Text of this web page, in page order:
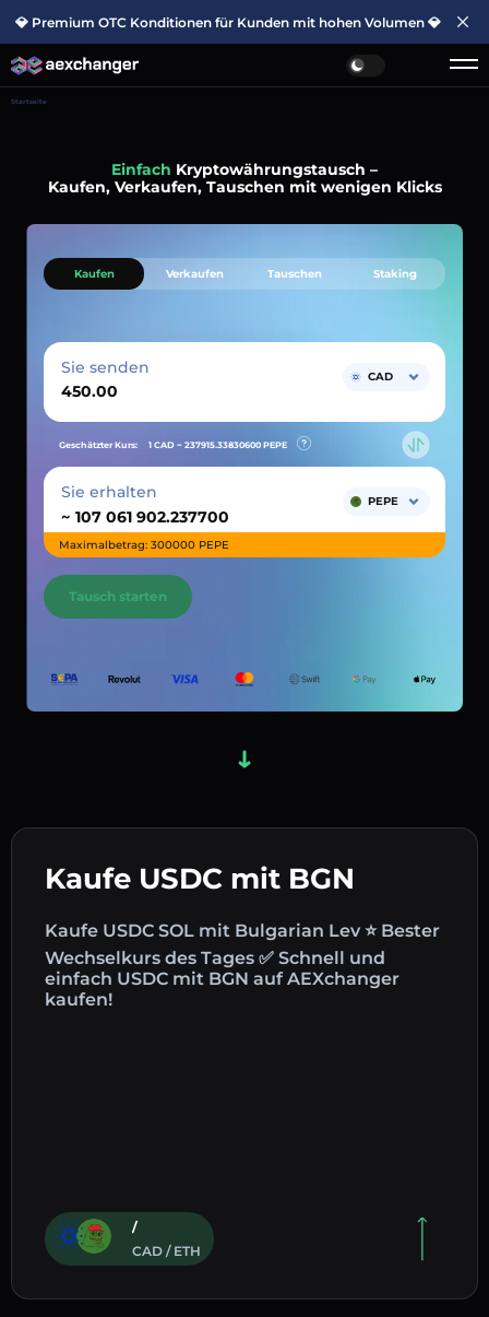
💎 Premium OTC Konditionen für Kunden mit hohen Volumen 💎
Startseite
Einfach Kryptowährungstausch –
Kaufen, Verkaufen, Tauschen mit wenigen Klicks
Kaufe USDC mit BGN
Kaufe USDC SOL mit Bulgarian Lev ⭐ Bester
Wechselkurs des Tages ✅ Schnell und
einfach USDC mit BGN auf AEXchanger
kaufen!
/
CAD / ETH
Kaufen Verkaufen Tauschen Staking
Sie senden CAD
Geschätzter Kurs: 1 CAD ~ 237915.33830600 PEPE
Sie erhalten
~
PEPE
Maximalbetrag: 300000 PEPE
Tausch starten